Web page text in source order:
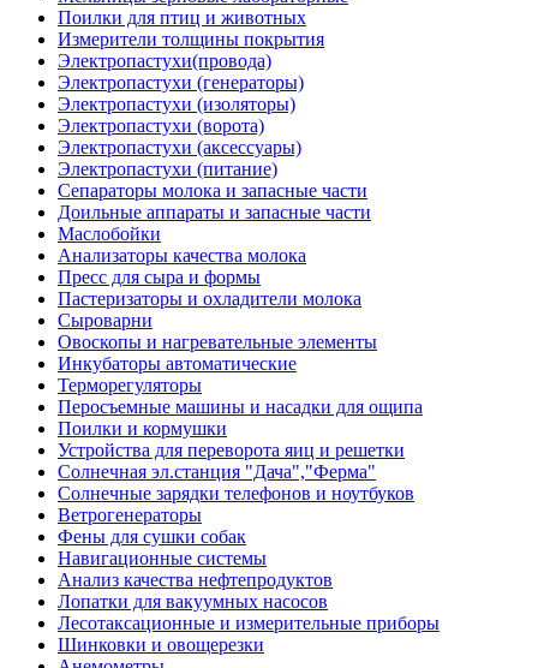
Поилки для птиц и животных
Измерители толщины покрытия
Электропастухи(провода)
Электропастухи (генераторы)
Электропастухи (изоляторы)
Электропастухи (ворота)
Электропастухи (аксессуары)
Электропастухи (питание)
Сепараторы молока и запасные части
Доильные аппараты и запасные части
Маслобойки
Анализаторы качества молока
Пресс для сыра и формы
Пастеризаторы и охладители молока
Сыроварни
Овоскопы и нагревательные элементы
Инкубаторы автоматические
Терморегуляторы
Перосъемные машины и насадки для ощипа
Поилки и кормушки
Устройства для переворота яиц и решетки
Солнечная эл.станция "Дача","Ферма"
Солнечные зарядки телефонов и ноутбуков
Ветрогенераторы
Фены для сушки собак
Навигационные системы
Анализ качества нефтепродуктов
Лопатки для вакуумных насосов
Лесотаксационные и измерительные приборы
Шинковки и овощерезки